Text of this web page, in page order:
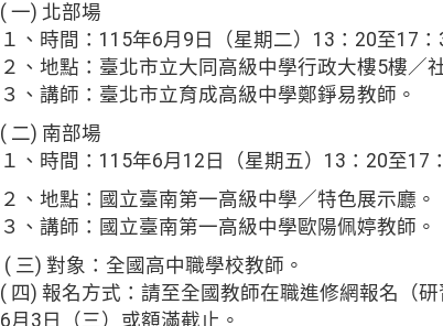
( 一) 北部場
１、時間：115年6月9日（星期二）13：20至17：
２、地點：臺北市立大同高級中學行政大樓5樓／
３、講師：臺北市立育成高級中學鄭錚易教師。
( 二) 南部場
１、時間：115年6月12日（星期五）13：20至17
２、地點：國立臺南第一高級中學／特色展示廳。
３、講師：國立臺南第一高級中學歐陽佩婷教師。
( 三) 對象：全國高中職學校教師。
( 四) 報名方式：請至全國教師在職進修網報名（
6月3日（三）或額滿截止。